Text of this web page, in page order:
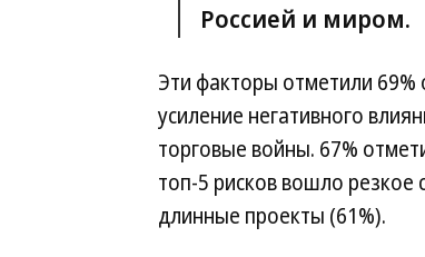
Россией и миром.
Эти факторы отметили
усиление негативного
торговые войны. 67%
топ-5 рисков вошло резкое
длинные проекты (61%).